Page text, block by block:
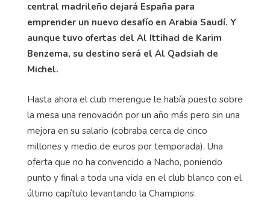
central madrileño dejará España para
emprender un nuevo desafío en Arabia Saudí. Y
aunque tuvo ofertas del Al Ittihad de Karim
Benzema, su destino será el Al Qadsiah de
Michel.
Hasta ahora el club merengue le había puesto sobre
la mesa una renovación por un año más pero sin una
mejora en su salario (cobraba cerca de cinco
millones y medio de euros por temporada). Una
oferta que no ha convencido a Nacho, poniendo
punto y final a toda una vida en el club blanco con el
último capítulo levantando la Champions.